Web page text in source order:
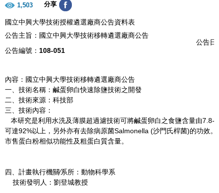
1,503 分享
國立中興大學技術授權遴選廠商公告資料表
公告主旨：國立中興大學技術移轉遴選廠商公告
公告日
公告編號： 108-051
內容：國立中興大學技術移轉遴選廠商公告
一、技術名稱：鹹蛋卵白快速除鹽技術之開發
二、技術來源：科技部
三、技術內容：
本研究是利用水洗及薄膜超過濾技術可將鹹蛋卵白之食鹽含量由7.8-
可達92%以上，另外亦有去除病原菌Salmonella (沙門氏桿菌)的功效
市售蛋白粉相似功能性及粗蛋白質含量。
四、計畫執行機關∕系所：動物科學系
技術發明人：劉登城教授